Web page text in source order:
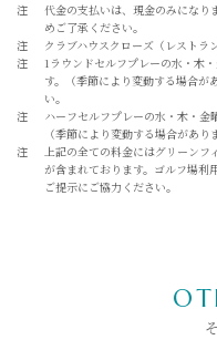
注
代金の支払いは、現金のみになり
めご了承ください。
注
クラブハウスクローズ（レストラ
注
1ラウンドセルフプレーの水・木
す。（季節により変動する場合が
い。
注
ハーフセルフプレーの水・木・金
（季節により変動する場合があ
注
上記の全ての料金にはグリーンフ
が含まれております。ゴルフ場利
ご提示にご協力ください。